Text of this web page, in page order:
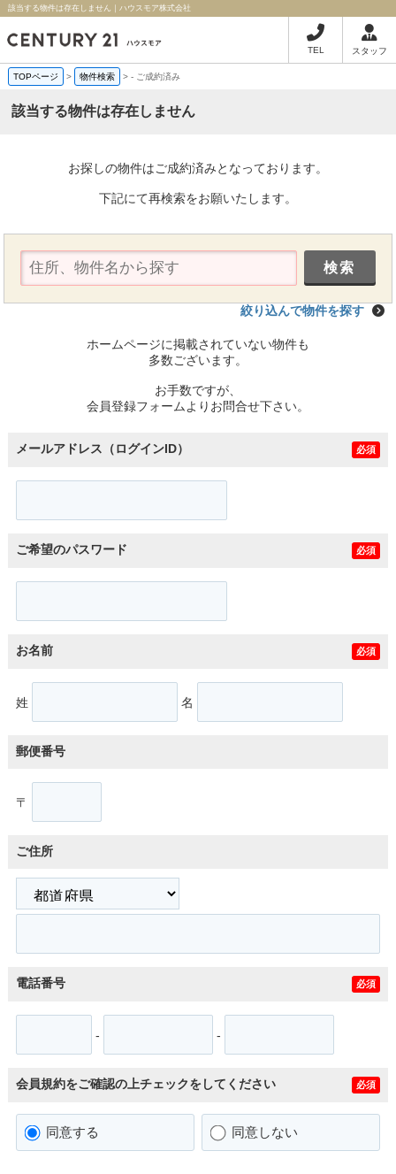
該当する物件は存在しません｜ハウスモア株式会社
TEL スタッフ
TOPページ > 物件検索 >- ご成約済み
該当する物件は存在しません
お探しの物件はご成約済みとなっております。
下記にて再検索をお願いたします。
絞り込んで物件を探す
ホームページに掲載されていない物件も
多数ございます。
お手数ですが、
会員登録フォームよりお問合せ下さい。
メールアドレス（ログインID） 必須
ご希望のパスワード 必須
お名前 必須
姓 名
郵便番号
〒
ご住所
電話番号 必須
- -
会員規約をご確認の上チェックをしてください 必須
同意する 同意しない